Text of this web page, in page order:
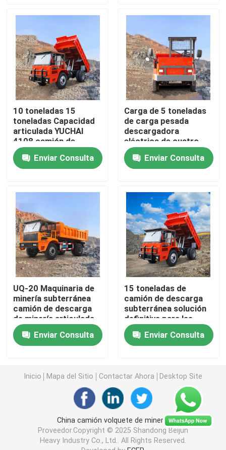
Vídeos
Camión volquete subterráneo
Camión de mina de subterráneo
Camión articulado subterráneo
Elevación de las tijeras de la rueda
Transportes subterráneos de personal
La correa eslabonada Scissor la elevación
Elevación articulada del auge
plataforma elevadora telescópica
Máquina perforadora gigante
Camión de cubo
10 toneladas 15
toneladas Capacidad
articulada YUCHAI
4108 camión de
descarga de diésel de
minería subterránea
Enviar Consulta
Carga de 5 toneladas
de carga pesada
descargadora
eléctrica de cuatro
ruedas de minería
subterránea
descargadora de
Enviar Consulta
UQ-20 Maquinaria de
minería subterránea
camión de descarga
de minería articulada
Enviar Consulta
15 toneladas de
camión de descarga
subterránea solución
definitiva para las
operaciones mineras
Enviar Consulta
Inicio Mapa del Sitio Contactar Ahora Desktop Site
China camión volquete de minería
Proveedor.Copyright © 2025 Shandong Beijun
Heavy Industry Co., Ltd.. All Rights Reserved.